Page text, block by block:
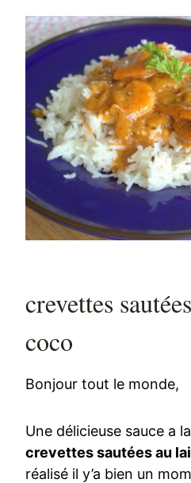
crevettes
coco
Bonjour tout le monde,
Une délicieuse sauce a
crevettes sautées au
réalisé il y’a bien un